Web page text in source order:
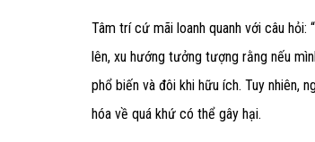
Tâm trí cứ mãi loanh quanh với câu
lên, xu hướng tưởng tượng rằng nếu
phổ biến và đôi khi hữu ích. Tuy nhiên,
hóa về quá khứ có thể gây hại.